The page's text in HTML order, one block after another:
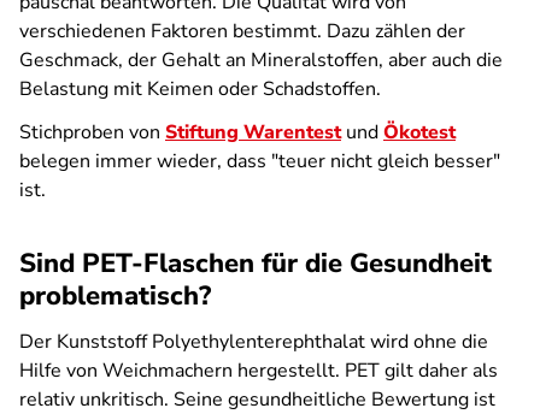
verschiedenen Faktoren bestimmt. Dazu zählen der
Geschmack, der Gehalt an Mineralstoffen, aber auch die
Belastung mit Keimen oder Schadstoffen.
Stichproben von Stiftung WarentestundÖkotest
belegen immer wieder, dass "teuer nicht gleich besser"
ist.
Sind PET-Flaschen für die Gesundheit
problematisch?
Der Kunststoff Polyethylenterephthalat wird ohne die
Hilfe von Weichmachern hergestellt. PET gilt daher als
relativ unkritisch. Seine gesundheitliche Bewertung ist